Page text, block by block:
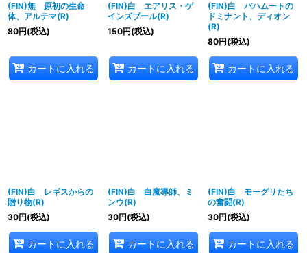
(FIN)無 原初の生命
体、アルテマ(R)
80円(税込)
カートに入れる
(FIN)白 エアリス・ゲ
インズブール(R)
150円(税込)
カートに入れる
(FIN)白 バハムートの
ドミナント、ディオン
(R)
80円(税込)
カートに入れる
(FIN)白 レギスからの
贈り物(R)
30円(税込)
カートに入れる
(FIN)白 白魔導師、ミ
ンウ(R)
30円(税込)
カートに入れる
(FIN)白 モーグリたち
の奮闘(R)
30円(税込)
カートに入れる